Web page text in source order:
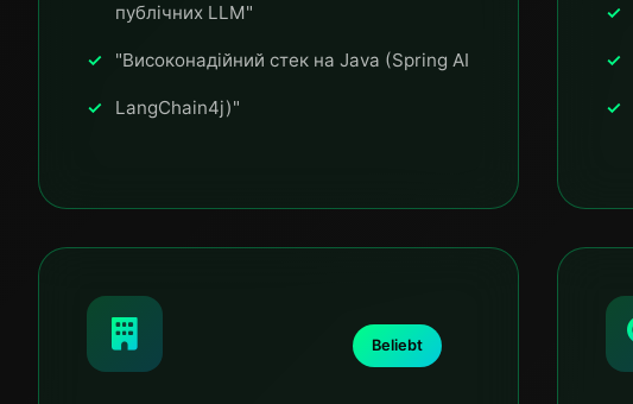
публічних LLM"
"Високонадійний стек на Java (Spring AI
LangChain4j)"
Beliebt